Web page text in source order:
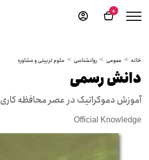
0
خانه عمومی روانشناسی علوم تربیتی و مشاوره
دانش رسمی
آموزش دموکراتیک در عصر محافظه کاری
Official Knowledge